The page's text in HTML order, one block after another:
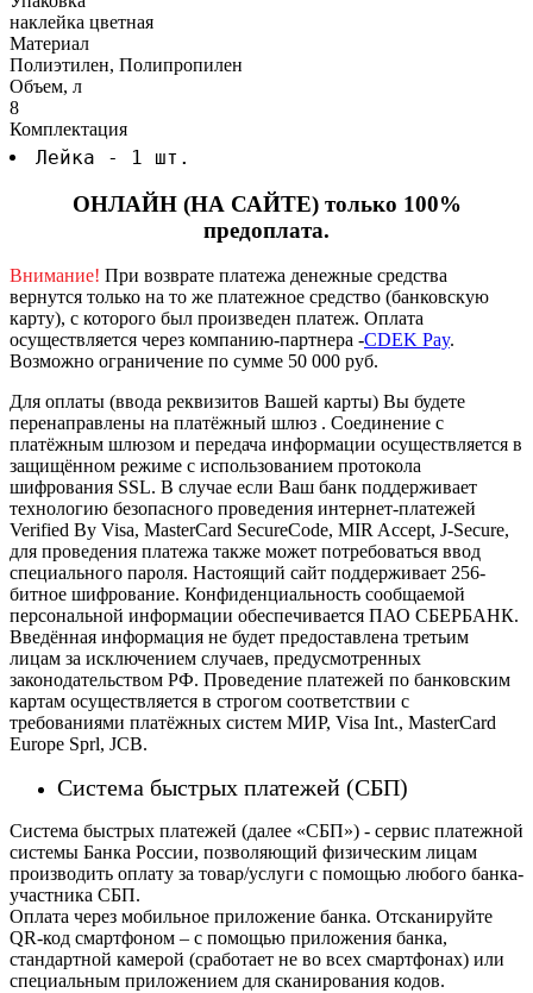
наклейка цветная
Материал
Полиэтилен, Полипропилен
Объем, л
8
Комплектация
Лейка - 1 шт.
ОНЛАЙН (НА САЙТЕ) только 100%
предоплата.
Внимание! При возврате платежа денежные средства
вернутся только на то же платежное средство (банковскую
карту), с которого был произведен платеж. Оплата
осуществляется через компанию-партнера -CDEK Pay.
Возможно ограничение по сумме 50 000 руб.
Для оплаты (ввода реквизитов Вашей карты) Вы будете
перенаправлены на платёжный шлюз . Соединение с
платёжным шлюзом и передача информации осуществляется в
защищённом режиме с использованием протокола
шифрования SSL. В случае если Ваш банк поддерживает
технологию безопасного проведения интернет-платежей
Verified By Visa, MasterCard SecureCode, MIR Accept, J-Secure,
для проведения платежа также может потребоваться ввод
специального пароля. Настоящий сайт поддерживает 256-
битное шифрование. Конфиденциальность сообщаемой
персональной информации обеспечивается ПАО СБЕРБАНК.
Введённая информация не будет предоставлена третьим
лицам за исключением случаев, предусмотренных
законодательством РФ. Проведение платежей по банковским
картам осуществляется в строгом соответствии с
требованиями платёжных систем МИР, Visa Int., MasterCard
Europe Sprl, JCB.
Система быстрых платежей (СБП)
Система быстрых платежей (далее «СБП») - сервис платежной
системы Банка России, позволяющий физическим лицам
производить оплату за товар/услуги с помощью любого банка-
участника СБП.
Оплата через мобильное приложение банка. Отсканируйте
QR-код смартфоном – с помощью приложения банка,
стандартной камерой (сработает не во всех смартфонах) или
специальным приложением для сканирования кодов.